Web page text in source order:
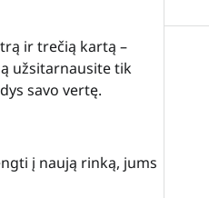
ir trečią kartą –
užsitarnausite tik
savo vertę.
į naują rinką, jums